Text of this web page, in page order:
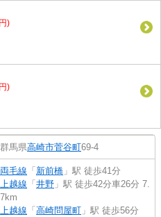
)
)
群馬県高崎市菅谷町69-4
両毛線 「 新前橋 」駅 徒歩41分
上越線 「 井野 」駅 徒歩42分車26分 7.
7km
上越線 「 高崎問屋町 」駅 徒歩56分